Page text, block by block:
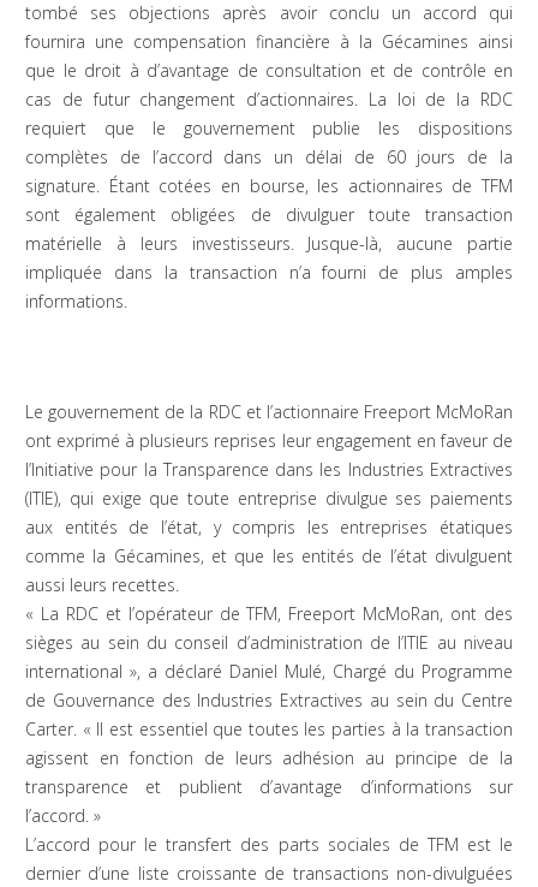
tombé ses objections après avoir conclu un accord qui
fournira une compensation financière à la Gécamines ainsi
que le droit à d’avantage de consultation et de contrôle en
cas de futur changement d’actionnaires. La loi de la RDC
requiert que le gouvernement publie les dispositions
complètes de l’accord dans un délai de 60 jours de la
signature. Étant cotées en bourse, les actionnaires de TFM
sont également obligées de divulguer toute transaction
matérielle à leurs investisseurs. Jusque-là, aucune partie
impliquée dans la transaction n’a fourni de plus amples
informations.
Le gouvernement de la RDC et l’actionnaire Freeport McMoRan
ont exprimé à plusieurs reprises leur engagement en faveur de
l’Initiative pour la Transparence dans les Industries Extractives
(ITIE), qui exige que toute entreprise divulgue ses paiements
aux entités de l’état, y compris les entreprises étatiques
comme la Gécamines, et que les entités de l’état divulguent
aussi leurs recettes.
« La RDC et l’opérateur de TFM, Freeport McMoRan, ont des
sièges au sein du conseil d’administration de l’ITIE au niveau
international », a déclaré Daniel Mulé, Chargé du Programme
de Gouvernance des Industries Extractives au sein du Centre
Carter. « Il est essentiel que toutes les parties à la transaction
agissent en fonction de leurs adhésion au principe de la
transparence et publient d’avantage d’informations sur
l’accord. »
L’accord pour le transfert des parts sociales de TFM est le
dernier d’une liste croissante de transactions non-divulguées